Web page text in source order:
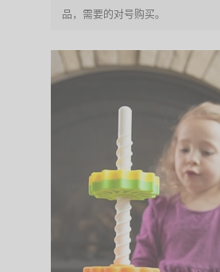
品，需要的对号购买。